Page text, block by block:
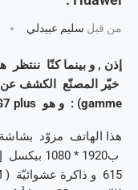
من قبل سليم عبيدلي
gamme) : و هو G7 plus .